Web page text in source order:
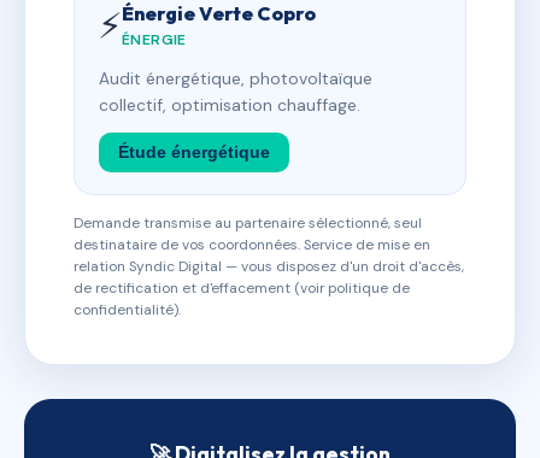
⚡Énergie Verte Copro
ÉNERGIE
Audit énergétique, photovoltaïque
collectif, optimisation chauffage.
Étude énergétique
Demande transmise au partenaire sélectionné, seul
destinataire de vos coordonnées. Service de mise en
relation Syndic Digital — vous disposez d'un droit d'accès,
de rectification et d'effacement (voir politique de
confidentialité).